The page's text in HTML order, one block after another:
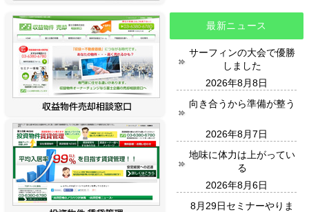
最新ニュース
サーフィンの大会で優勝
しました
2026年8月8日
向き合うから準備が整う
2026年8月7日
地味に体力は上がってい
る
2026年8月6日
8月29日セミナーやりま